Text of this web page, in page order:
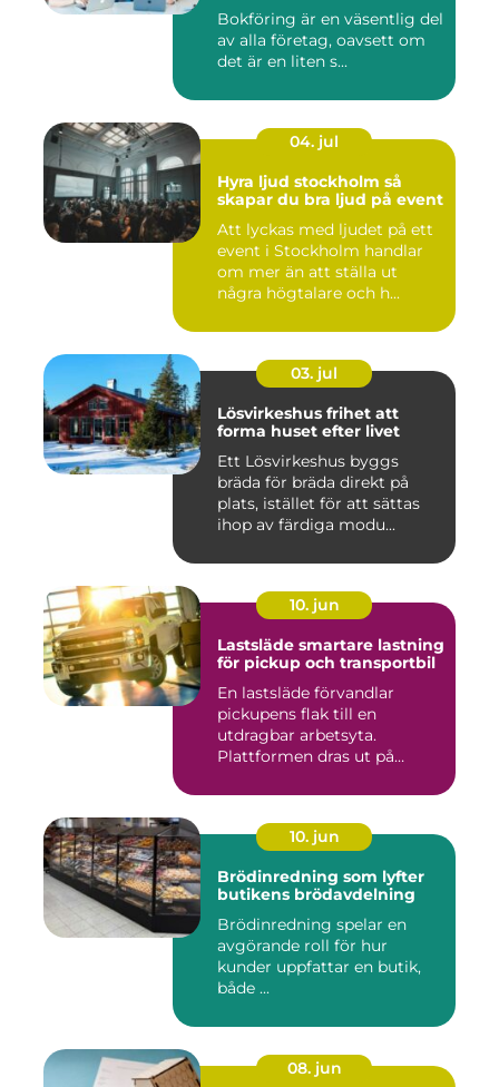
Bokföring är en väsentlig del
av alla företag, oavsett om
det är en liten s...
04. jul
Hyra ljud stockholm så
skapar du bra ljud på event
Att lyckas med ljudet på ett
event i Stockholm handlar
om mer än att ställa ut
några högtalare och h...
03. jul
Lösvirkeshus frihet att
forma huset efter livet
Ett Lösvirkeshus byggs
bräda för bräda direkt på
plats, istället för att sättas
ihop av färdiga modu...
10. jun
Lastsläde smartare lastning
för pickup och transportbil
En lastsläde förvandlar
pickupens flak till en
utdragbar arbetsyta.
Plattformen dras ut på
10. jun
Brödinredning som lyfter
butikens brödavdelning
Brödinredning spelar en
avgörande roll för hur
kunder uppfattar en butik,
både ...
08. jun